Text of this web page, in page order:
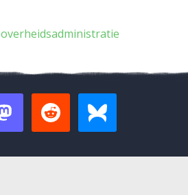
overheidsadministratie